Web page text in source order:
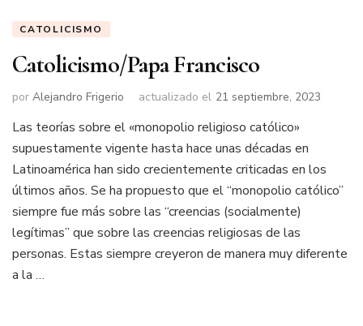
CATOLICISMO
Catolicismo/Papa Francisco
por Alejandro Frigerio actualizado el 21 septiembre, 2023
Las teorías sobre el «monopolio religioso católico»
supuestamente vigente hasta hace unas décadas en
Latinoamérica han sido crecientemente criticadas en los
últimos años. Se ha propuesto que el “monopolio católico”
siempre fue más sobre las “creencias (socialmente)
legítimas” que sobre las creencias religiosas de las
personas. Estas siempre creyeron de manera muy diferente
a la …